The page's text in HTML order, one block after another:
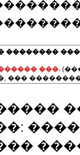
��������
���.
���